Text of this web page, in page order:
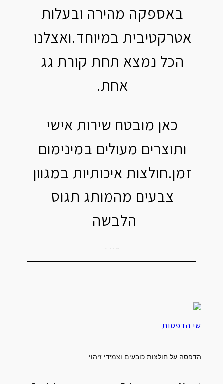
באספקה מהירה ובעלות
אטרקטיבית במיוחד.ואצלנו
הכל נמצא תחת קורת גג
אחת.
כאן מובטח שירות אישי
ותוצרים מעולים במינימום
זמן.חולצות איכותיות במגוון
צבעים מהמותג תגוס
הלבשה
שי הדפסות
הדפסה על חולצות כובעים וצמידי זיהוי